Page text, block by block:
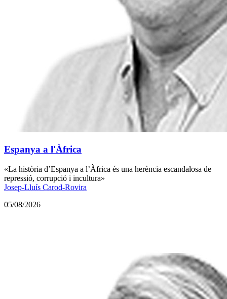
Espanya a l'Àfrica
«La història d’Espanya a l’Àfrica és una herència escandalosa de
repressió, corrupció i incultura»
Josep-Lluís Carod-Rovira
05/08/2026